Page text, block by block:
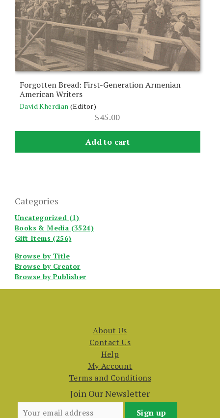
Forgotten Bread: First-Generation Armenian
American Writers
David Kherdian (Editor)
$45.00
Add to cart
Categories
Uncategorized (1)
Books & Media (3524)
Gift Items (256)
Browse by Title
Browse by Creator
Browse by Publisher
About Us
Contact Us
Help
My Account
Terms and Conditions
Join Our Newsletter